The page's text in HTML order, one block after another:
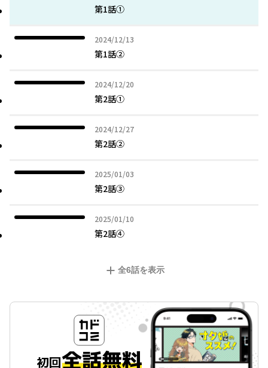
第1話①
2024/12/13
2024年12月13日
第1話②
2024/12/20
2024年12月20日
第2話①
2024/12/27
2024年12月27日
第2話②
2025/01/03
2025年01月03日
第2話③
2025/01/10
2025年01月10日
第2話④
全6話を表示